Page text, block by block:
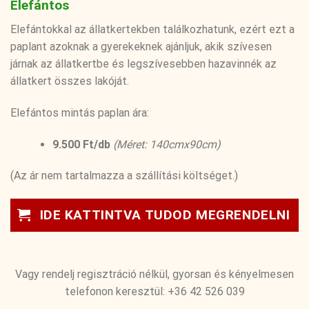
Elefántos
Elefántokkal az állatkertekben találkozhatunk, ezért ezt a
paplant azoknak a gyerekeknek ajánljuk, akik szívesen
járnak az állatkertbe és legszívesebben hazavinnék az
állatkert összes lakóját.
Elefántos mintás paplan ára:
9.500 Ft/db (Méret: 140cmx90cm)
(Az ár nem tartalmazza a szállítási költséget.)
IDE KATTINTVA TUDOD MEGRENDELNI
Vagy rendelj regisztráció nélkül, gyorsan és kényelmesen
telefonon keresztül: +36 42 526 039